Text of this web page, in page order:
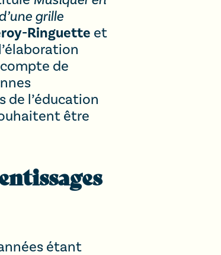
grille
Ringuette et
de
de l’éducation
être
étant